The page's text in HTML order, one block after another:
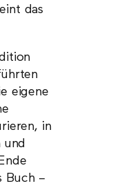
das
eigene
in
und
Buch –